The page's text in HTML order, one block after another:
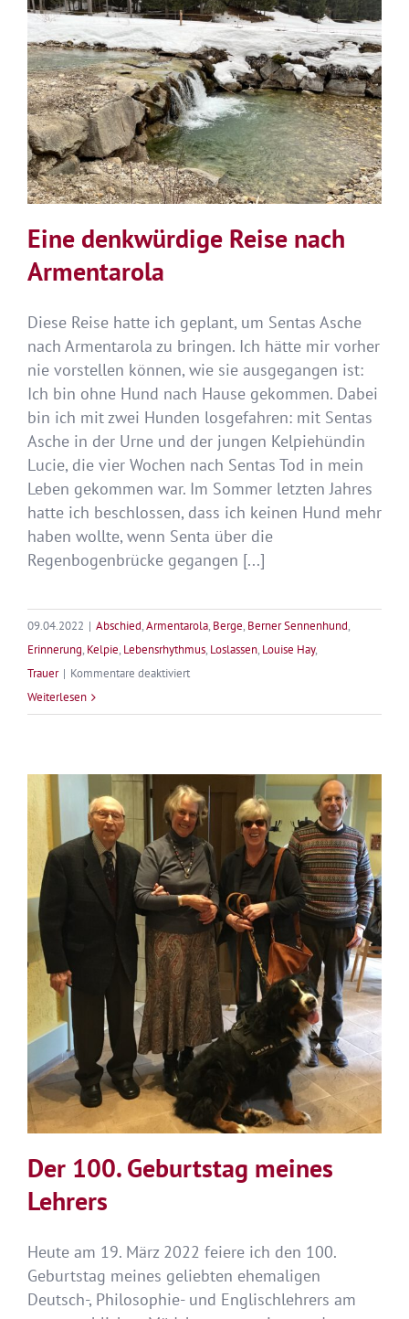
Eine denkwürdige Reise nach
Armentarola
Diese Reise hatte ich geplant, um Sentas Asche
nach Armentarola zu bringen. Ich hätte mir vorher
nie vorstellen können, wie sie ausgegangen ist:
Ich bin ohne Hund nach Hause gekommen. Dabei
bin ich mit zwei Hunden losgefahren: mit Sentas
Asche in der Urne und der jungen Kelpiehündin
Lucie, die vier Wochen nach Sentas Tod in mein
Leben gekommen war. Im Sommer letzten Jahres
hatte ich beschlossen, dass ich keinen Hund mehr
haben wollte, wenn Senta über die
Regenbogenbrücke gegangen [...]
09.04.2022 | Abschied,Armentarola, Berge, Berner Sennenhund,
Erinnerung, Kelpie, Lebensrhythmus, Loslassen, Louise Hay,
Trauer | Kommentare deaktiviertfür
denkwürdige
Armentarola
Weiterlesen
Der 100. Geburtstag meines
Lehrers
Heute am 19. März 2022 feiere ich den 100.
Geburtstag meines geliebten ehemaligen
Deutsch-, Philosophie- und Englischlehrers am